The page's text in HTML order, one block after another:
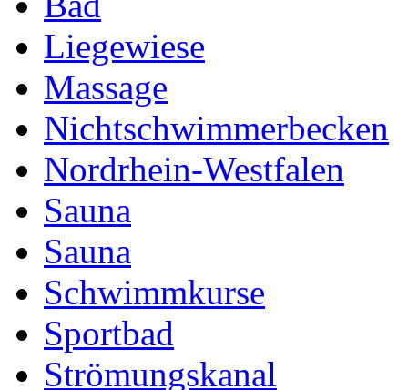
Liegewiese
Massage
Nichtschwimmerbecken
Nordrhein-Westfalen
Sauna
Sauna
Schwimmkurse
Sportbad
Strömungskanal